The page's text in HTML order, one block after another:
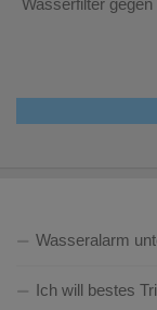
Wasseralarm
Ich will bestes